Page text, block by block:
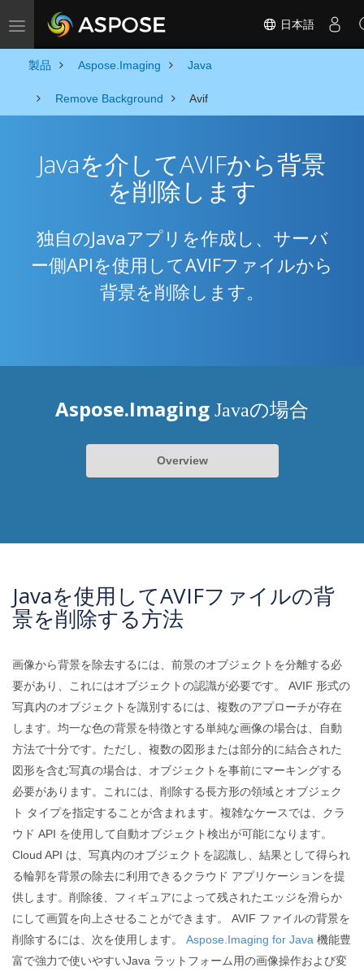
Toggle navigation 日本語
製品 Aspose.Imaging Java
Remove Background Avif
Javaを介してAVIFから背景
を削除します
独自のJavaアプリを作成し、サーバ
ー側APIを使用してAVIFファイルから
背景を削除します。
Aspose.Imaging Javaの場合
Overview
Javaを使用してAVIFファイルの背
景を削除する方法
画像から背景を除去するには、前景のオブジェクトを分離する必
要があり、これにはオブジェクトの認識が必要です。 AVIF 形式の
写真内のオブジェクトを識別するには、複数のアプローチが存在
します。均一な色の背景を特徴とする単純な画像の場合は、自動
方法で十分です。ただし、複数の図形または部分的に結合された
図形を含む写真の場合は、オブジェクトを事前にマーキングする
必要があります。これには、削除する長方形の領域とオブジェク
ト タイプを指定することが含まれます。複雑なケースでは、クラ
ウド API を使用して自動オブジェクト検出が可能になります。
Cloud API は、写真内のオブジェクトを認識し、結果として得られ
る輪郭を背景の除去に利用できるクラウド アプリケーションを提
供します。削除後、フィギュアによって残されたエッジを滑らか
にして画質を向上させることができます。 AVIF ファイルの背景を
削除するには、次を使用します。 Aspose.Imaging for Java 機能豊
富で強力で使いやすいJava ラットフォーム用の画像操作および変